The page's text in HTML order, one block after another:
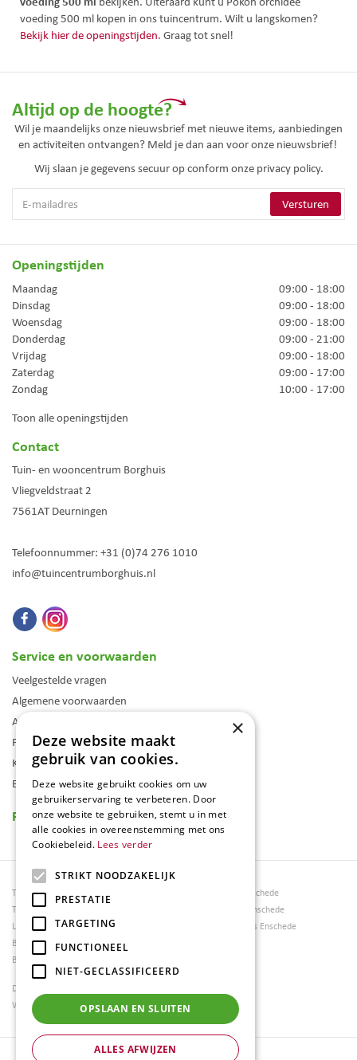
voeding 500 ml kopen in ons tuincentrum. Wilt u langskomen?
Bekijk hier de openingstijden. Graag tot snel!
Altijd op de hoogte?
Wil je maandelijks onze nieuwsbrief met nieuwe items, aanbiedingen
en activiteiten ontvangen? Meld je dan aan voor onze nieuwsbrief!
Wij slaan je gegevens secuur op conform onze privacy policy.
Openingstijden
Maandag
09:00 - 18:00
Dinsdag
09:00 - 18:00
Woensdag
09:00 - 18:00
Donderdag
09:00 - 21:00
Vrijdag
09:00 - 18:00
Zaterdag
09:00 - 17:00
Zondag
10:00 - 17:00
Toon alle openingstijden
Contact
Tuin- en wooncentrum Borghuis
Vliegveldstraat 2
7561AT Deurningen
Telefoonnummer: +31 (0)74 276 1010
info@tuincentrumborghuis.nl
Service en voorwaarden
Veelgestelde vragen
Algemene voorwaarden
Assortiment
Folder
Klantenkaart
Blog
Reviews
Tuincentrum Borghuis
Tuinmeubels
Loungesets
Bloemen
Barbecues
Tuinmeubels Enschede
Tuinmeubelen Enschede
Woonaccessoires Enschede
Dierenwinkel Enschede
Weber bbq kopen Hengelo
×
Deze website maakt
gebruik van cookies.
Deze website gebruikt cookies om uw
gebruikerservaring te verbeteren. Door
onze website te gebruiken, stemt u in met
alle cookies in overeenstemming met ons
Cookiebeleid. Lees verder
STRIKT NOODZAKELIJK
PRESTATIE
TARGETING
FUNCTIONEEL
NIET-GECLASSIFICEERD
OPSLAAN EN SLUITEN
ALLES AFWIJZEN